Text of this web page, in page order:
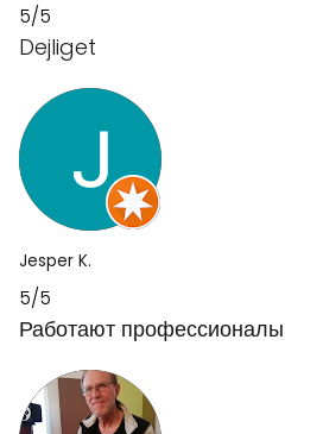
5/5
Dejliget
Jesper K.
5/5
Работают профессионалы